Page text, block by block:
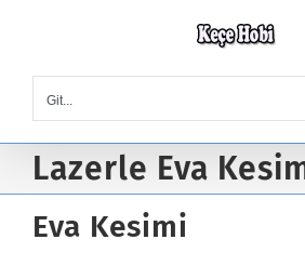
content
Git...
Lazerle Eva
Eva Kesimi